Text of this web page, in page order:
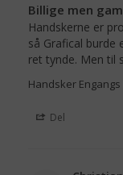
Billige men
Handskerne er
så Grafical burde
ret tynde. Men til
Handsker
Del